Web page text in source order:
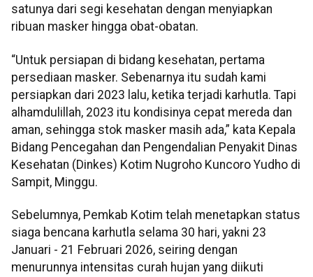
satunya dari segi kesehatan dengan menyiapkan
ribuan masker hingga obat-obatan.
“Untuk persiapan di bidang kesehatan, pertama
persediaan masker. Sebenarnya itu sudah kami
persiapkan dari 2023 lalu, ketika terjadi karhutla. Tapi
alhamdulillah, 2023 itu kondisinya cepat mereda dan
aman, sehingga stok masker masih ada,” kata Kepala
Bidang Pencegahan dan Pengendalian Penyakit Dinas
Kesehatan (Dinkes) Kotim Nugroho Kuncoro Yudho di
Sampit, Minggu.
Sebelumnya, Pemkab Kotim telah menetapkan status
siaga bencana karhutla selama 30 hari, yakni 23
Januari - 21 Februari 2026, seiring dengan
menurunnya intensitas curah hujan yang diikuti